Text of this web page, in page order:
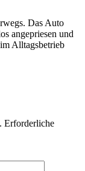
Das Auto
angepriesen und
Alltagsbetrieb
Erforderliche